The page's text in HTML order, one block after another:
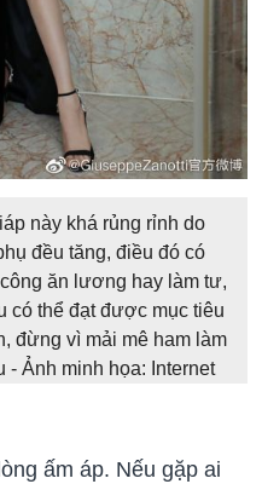
này khá rủng rỉnh do
đều tăng, điều đó có
ăn lương hay làm tư,
thể đạt được mục tiêu
đừng vì mải mê ham làm
- Ảnh minh họa: Internet
ấm áp. Nếu gặp ai